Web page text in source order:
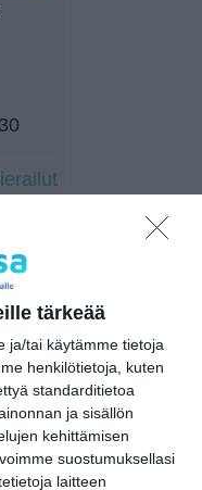
tärkeää
ja/tai käytämme tietoja
henkilötietoja, kuten
standarditietoa
ja sisällön
kehittämisen
suostumuksellasi
laitteen